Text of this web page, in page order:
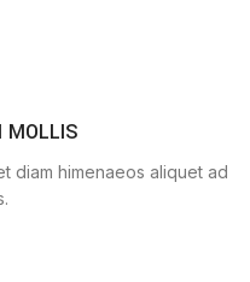
MOLLIS
diam himenaeos aliquet ad